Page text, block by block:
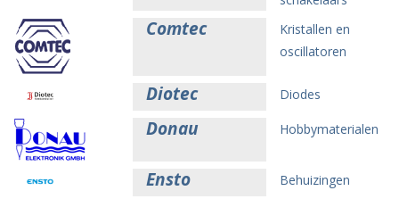
Comtec
Kristallen en
oscillatoren
Diotec Diodes
Donau Hobbymaterialen
Ensto Behuizingen